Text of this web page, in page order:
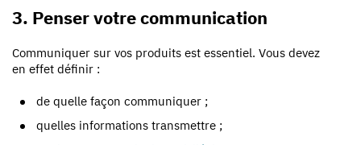
3. Penser votre communication
Communiquer sur vos produits est essentiel. Vous devez
en effet définir :
de quelle façon communiquer ;
quelles informations transmettre ;